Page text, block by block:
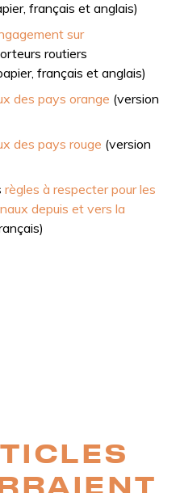
français et anglais)
sur
routiers
français et anglais)
des pays orange (version
des pays rouge (version
règles à respecter pour les
depuis et vers la